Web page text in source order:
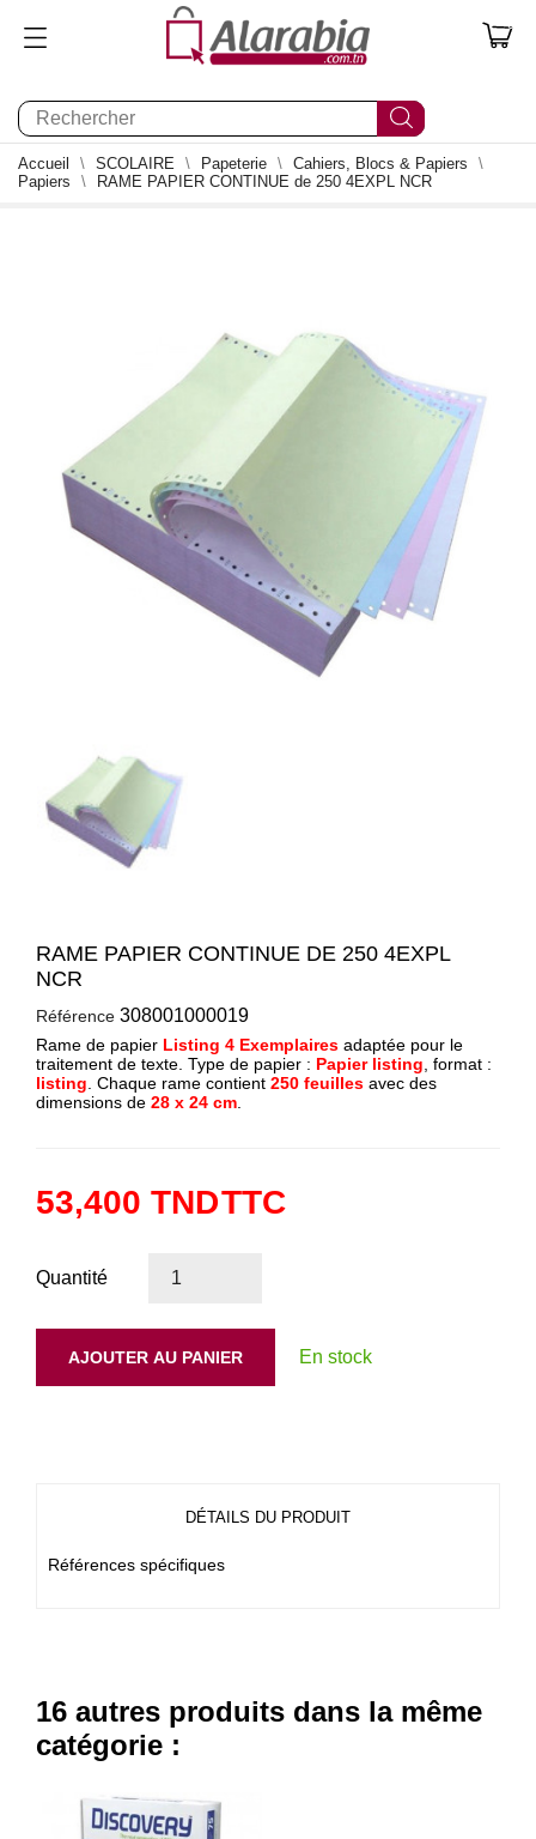
0
Accueil SCOLAIRE Papeterie
Cahiers, Blocs & Papiers
Papiers
RAME PAPIER CONTINUE de 250 4EXPL NCR
RAME PAPIER CONTINUE DE 250 4EXPL
NCR
Référence 308001000019
Rame de papier Listing 4 Exemplaires adaptée pour le
traitement de texte. Type de papier : Papier listing , format :
listing . Chaque rame contient 250 feuilles avec des
dimensions de 28 x 24 cm
53,400 TNDTTC
Quantité
AJOUTER AU PANIER En stock
DÉTAILS DU PRODUIT
Références spécifiques
16 autres produits dans la même
catégorie :